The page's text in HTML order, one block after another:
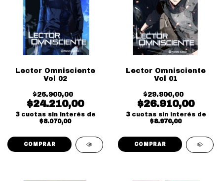
Lector Omnisciente
Vol 02
$26.900,00
$24.210,00
3 cuotas sin interés de
$8.070,00
Lector Omnisciente
Vol 01
$29.900,00
$26.910,00
3 cuotas sin interés de
$8.970,00